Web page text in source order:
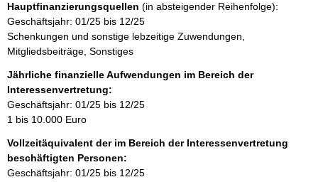
t
i
n
f
o
r
m
a
i
o
n
Hauptfinanzierungsquellen (in absteigender Reihenfolge):
Geschäftsjahr: 01/25 bis 12/25
Schenkungen und sonstige lebzeitige Zuwendungen,
Mitgliedsbeiträge, Sonstiges
Jährliche finanzielle Aufwendungen im Bereich der
Interessenvertretung:
Geschäftsjahr: 01/25 bis 12/25
1 bis 10.000 Euro
Vollzeitäquivalent der im Bereich der Interessenvertretung
beschäftigten Personen:
Geschäftsjahr: 01/25 bis 12/25